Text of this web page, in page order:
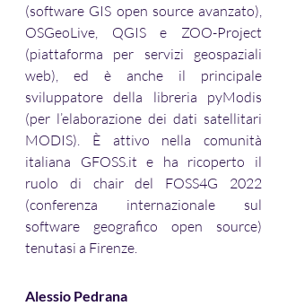
(software GIS open source avanzato),
OSGeoLive, QGIS e ZOO-Project
(piattaforma per servizi geospaziali
web), ed è anche il principale
sviluppatore della libreria pyModis
(per l’elaborazione dei dati satellitari
MODIS). È attivo nella comunità
italiana GFOSS.it e ha ricoperto il
ruolo di chair del FOSS4G 2022
(conferenza internazionale sul
software geografico open source)
tenutasi a Firenze.
Alessio Pedrana